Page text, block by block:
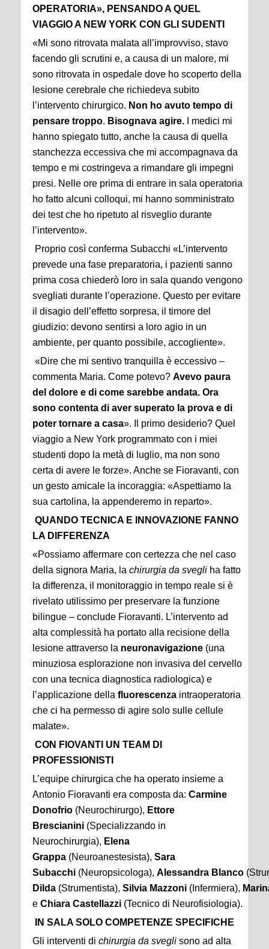
OPERATORIA», PENSANDO A QUEL
VIAGGIO A NEW YORK CON GLI SUDENTI
«Mi sono ritrovata malata all’improvviso, stavo
facendo gli scrutini e, a causa di un malore, mi
sono ritrovata in ospedale dove ho scoperto della
lesione cerebrale che richiedeva subito
l’intervento chirurgico. Non ho avuto tempo di
pensare troppo. Bisognava agire. I medici mi
hanno spiegato tutto, anche la causa di quella
stanchezza eccessiva che mi accompagnava da
tempo e mi costringeva a rimandare gli impegni
presi. Nelle ore prima di entrare in sala operatoria
ho fatto alcuni colloqui, mi hanno somministrato
dei test che ho ripetuto al risveglio durante
l’intervento».
Proprio così conferma Subacchi «L’intervento
prevede una fase preparatoria, i pazienti sanno
prima cosa chiederò loro in sala quando vengono
svegliati durante l’operazione. Questo per evitare
il disagio dell’effetto sorpresa, il timore del
giudizio: devono sentirsi a loro agio in un
ambiente, per quanto possibile, accogliente».
«Dire che mi sentivo tranquilla è eccessivo –
commenta Maria. Come potevo? Avevo paura
del dolore e di come sarebbe andata. Ora
sono contenta di aver superato la prova e di
poter tornare a casa». Il primo desiderio? Quel
viaggio a New York programmato con i miei
studenti dopo la metà di luglio, ma non sono
certa di avere le forze». Anche se Fioravanti, con
un gesto amicale la incoraggia: «Aspettiamo la
sua cartolina, la appenderemo in reparto».
QUANDO TECNICA E INNOVAZIONE FANNO
LA DIFFERENZA
«Possiamo affermare con certezza che nel caso
della signora Maria, la chirurgia da svegli ha fatto
la differenza, il monitoraggio in tempo reale si è
rivelato utilissimo per preservare la funzione
bilingue – conclude Fioravanti. L’intervento ad
alta complessità ha portato alla recisione della
lesione attraverso la neuronavigazione (una
minuziosa esplorazione non invasiva del cervello
con una tecnica diagnostica radiologica) e
l’applicazione della fluorescenza intraoperatoria
che ci ha permesso di agire solo sulle cellule
malate».
CON FIOVANTI UN TEAM DI
PROFESSIONISTI
L’equipe chirurgica che ha operato insieme a
Antonio Fioravanti era composta da: Carmine
Donofrio (Neurochirurgo), Ettore
Brescianini (Specializzando in
Neurochirurgia), Elena
Grappa (Neuroanestesista), Sara
Subacchi (Neuropsicologa), Alessandra Blanco
Dilda (Strumentista), Silvia Mazzoni (Infermiera),
e Chiara Castellazzi (Tecnico di Neurofisiologia).
IN SALA SOLO COMPETENZE SPECIFICHE
Gli interventi di chirurgia da svegli sono ad alta